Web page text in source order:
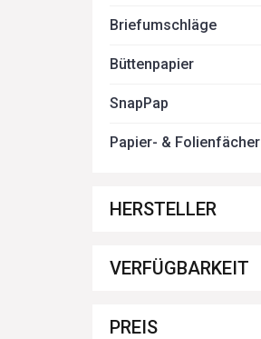
Briefumschläge
Büttenpapier
SnapPap
Papier- & Folienfächer
HERSTELLER
VERFÜGBARKEIT
PREIS